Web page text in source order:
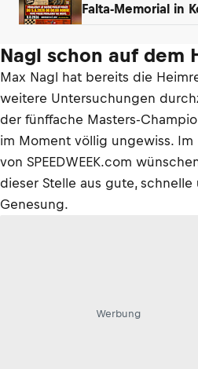
Falta-Memorial in
Nagl schon auf dem
Max Nagl hat bereits die
weitere Untersuchungen
der fünffache Masters-
im Moment völlig ungewiss. Im
von SPEEDWEEK.com
dieser Stelle aus gute,
Genesung.
Werbung